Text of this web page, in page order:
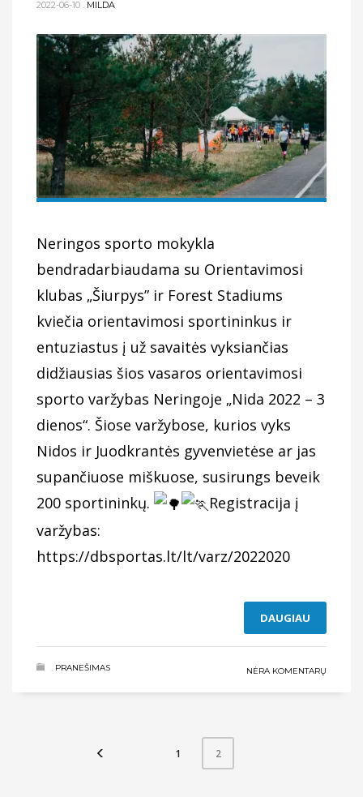
2022-06-10 MILDA
Neringos sporto mokykla
bendradarbiaudama su Orientavimosi
klubas „Šiurpys” ir Forest Stadiums
kviečia orientavimosi sportininkus ir
entuziastus į už savaitės vyksiančias
didžiausias šios vasaros orientavimosi
sporto varžybas Neringoje „Nida 2022 – 3
dienos“. Šiose varžybose, kurios vyks
Nidos ir Juodkrantės gyvenvietėse ar jas
supančiuose miškuose, susirungs beveik
200 sportininkų.
Registracija į
varžybas:
https://dbsportas.lt/lt/varz/2022020
DAUGIAU
. PRANEŠIMAS NĖRA KOMENTARŲ
1 2